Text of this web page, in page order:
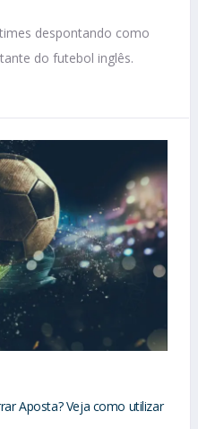
despontando como
do futebol inglês.
Aposta? Veja como utilizar